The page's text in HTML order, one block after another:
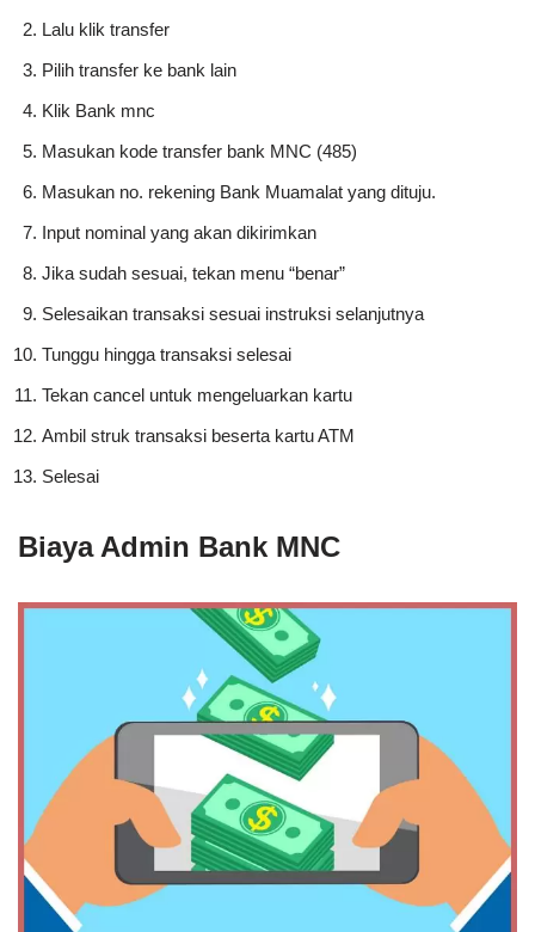
Lalu klik transfer
Pilih transfer ke bank lain
Klik Bank mnc
Masukan kode transfer bank MNC (485)
Masukan no. rekening Bank Muamalat yang dituju.
Input nominal yang akan dikirimkan
Jika sudah sesuai, tekan menu “benar”
Selesaikan transaksi sesuai instruksi selanjutnya
Tunggu hingga transaksi selesai
Tekan cancel untuk mengeluarkan kartu
Ambil struk transaksi beserta kartu ATM
Selesai
Biaya Admin Bank MNC